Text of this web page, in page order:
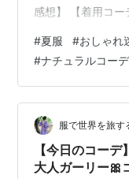
感想】 【着用コ
あれこれ値上げで
ない！！ そんな
購入したアイテム
のでいつまで記事
めてお楽しみくだ
#夏服 #おしゃれ
#ナチュラルコーデ
服で世界を旅す
【今日のコー
大人ガーリー🎀